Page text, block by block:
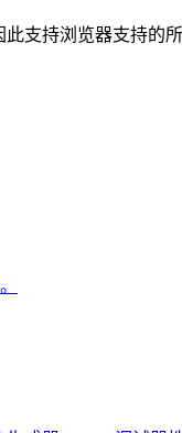
支持浏览器支持